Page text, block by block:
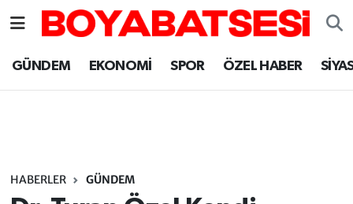
GÜNDEM EKONOMİ SPOR ÖZEL HABER
HABERLER GÜNDEM
Sinop Nöbetçi Eczaneler
Sinop Trafik Yoğunluk Haritası